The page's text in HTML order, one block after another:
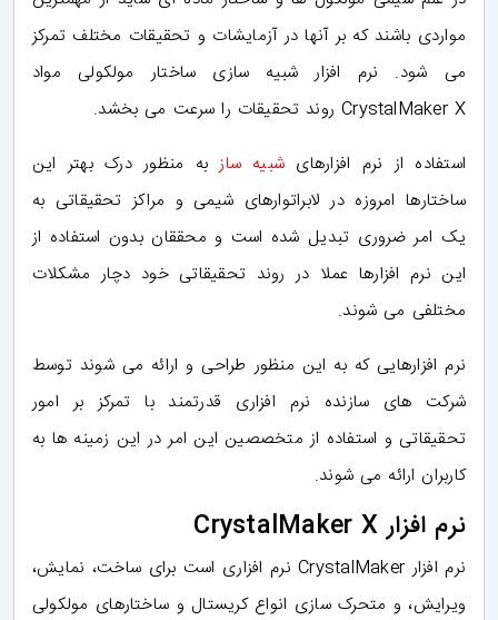
مواردی باشند که بر آنها در آزمایشات و تحقیقات مختلف تمرکز
می شود. نرم افزار شبیه سازی ساختار مولکولی مواد
CrystalMaker X روند تحقیقات را سرعت می بخشد.
استفاده از نرم افزارهای شبیه سازبه منظور درک بهتر این
ساختارها امروزه در لابراتوارهای شیمی و مراکز تحقیقاتی به
یک امر ضروری تبدیل شده است و محققان بدون استفاده از
این نرم افزارها عملا در روند تحقیقاتی خود دچار مشکلات
مختلفی می شوند.
نرم افزارهایی که به این منظور طراحی و ارائه می شوند توسط
شرکت های سازنده نرم افزاری قدرتمند با تمرکز بر امور
تحقیقاتی و استفاده از متخصصین این امر در این زمینه ها به
کاربران ارائه می شوند.
نرم افزار CrystalMaker X
نرم افزار CrystalMaker نرم افزاری است برای ساخت، نمایش،
ویرایش، و متحرک سازی انواع کریستال و ساختارهای مولکولی